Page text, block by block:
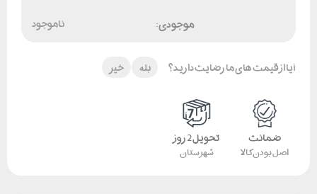
موجودی: ناموجود
آیا از قیمت های ما رضایت دارید؟ بله خیر
ضمانت
اصل بودن کالا
تحویل 2 روز
شهرستان